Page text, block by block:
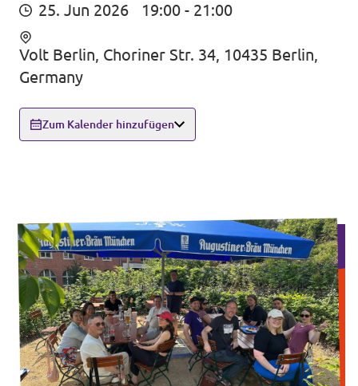
Weitere Volt-Websites in
Deutschland
unf*ck berlin
Über Volt
Menschen
Neuigkeiten
unf*ck berlin
Mitmachen
Spenden
25. Jun 2026 19:00 - 21:00
Volt Berlin, Choriner Str. 34, 10435 Berlin,
Germany
Zum Kalender hinzufügen